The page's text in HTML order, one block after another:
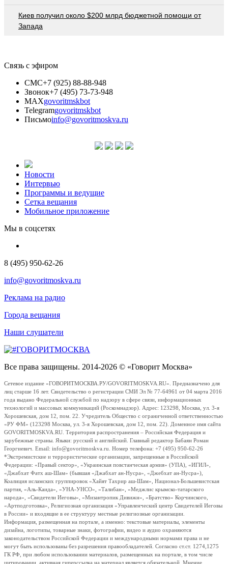
Киев получил около $200 млрд бюджетной помощи от
Запада
Связь с эфиром
СМС+7 (925) 88-88-948
Звонок+7 (495) 73-73-948
MAXgovoritmskbot
Telegramgovoritmskbot
Письмоinfo@govoritmoskva.ru
Новости
Интервью
Программы и ведущие
Сетка вещания
Мобильное приложение
Мы в соцсетях
8 (495) 950-62-26
info@govoritmoskva.ru
Реклама на радио
Города вещания
Наши слушатели
Все права защищены. 2014-2026 © «Говорит Москва»
Сетевое издание «ГОВОРИТМОСКВА.РУ/GOVORITMOSKVA.RU». Предназначено для
лиц старше 16 лет. Свидетельство о регистрации СМИ Эл № 77-64961 от 04 марта 2016
года выдано Федеральной службой по надзору в сфере связи, информационных
технологий и массовых коммуникаций (Роскомнадзор). Адрес: 123298, Москва, ул. 3-я
Хорошевская, дом 12, пом. 22. Учредитель Общество с ограниченной ответственностью
«РУ ФМ» (123298 Москва, ул. 3-я Хорошевская, дом 12, пом. 22). Доменное имя сайта
GOVORITMOSKVA.RU. Территория распространения – Российская Федерация и
зарубежные страны. Языки: русский и английский. Главный редактор Бабаян Роман
Георгиевич. Email: info@govoritmoskva.ru. Номер телефона: +7 (495) 950-62-26
*Экстремистские и террористические организации, запрещенные в Российской
Федерации: «Правый сектор», «Украинская повстанческая армия» (УПА), «ИГИЛ»,
«Джабхат Фатх аш-Шам» (бывшая «Джабхат ан-Нусра», «Джебхат ан-Нусра»),
Коалиция исламских группировок «Хайят Тахрир аш-Шам», Национал-Большевистская
партия, «Аль-Каида», «УНА-УНСО», «Талибан», «Меджлис крымско-татарского
народа», «Свидетели Иеговы», «Мизантропик Дивижн», «Братство» Корчинского,
«Артподготовка», Религиозная организация «Управленческий центр Свидетелей Иеговы
в России» и входящие в ее структуру местные религиозные организации.
Информация, размещенная на портале, а именно: текстовые материалы, элементы
дизайна, логотипы, товарные знаки, фотографии, видео и аудио охраняются
законодательством Российской Федерации и международными нормами права и не
могут быть использованы без разрешения правообладателей. Согласно ст.ст. 1274,1275
ГК РФ, при любом использовании материалов, размещенных на портале, в том числе
цитировании, активная гиперссылка на материал является обязательной. Мнение